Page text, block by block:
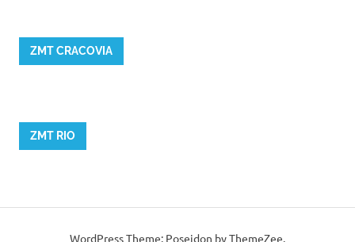
ZMT CRACOVIA
ZMT RIO
WordPress Theme: Poseidon by ThemeZee.